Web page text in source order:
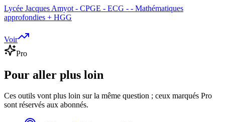
Lycée Jacques Amyot - CPGE - ECG - - Mathématiques
approfondies + HGG
Voir
Pro
Pour aller plus loin
Ces outils vont plus loin sur la même question ; ceux marqués Pro
sont réservés aux abonnés.